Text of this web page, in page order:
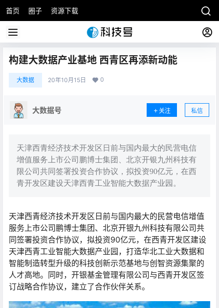
首页 圈子 资源下载
构建大数据产业基地 西青区再添新动能
大数据 20年10月15日 0
大数据号 关注 私信
天津西青经济技术开发区日前与国内最大的民营电信
增值服务上市公司鹏博士集团、北京开银九州科技有
限公司共同签署投资合作协议，拟投资90亿元，在西
青开发区建设天津西青工业智能大数据产业园。
天津西青经济技术开发区日前与国内最大的民营电信增值
服务上市公司鹏博士集团、北京开银九州科技有限公司共
同签署投资合作协议，拟投资90亿元，在西青开发区建设
天津西青工业智能大数据产业园，打造华北工业大数据和
智能制造转型升级的科技创新示范基地与创智资源集聚的
人才高地。同时，开银基金管理有限公司与西青开发区签
订战略合作协议，建立了合作伙伴关系。